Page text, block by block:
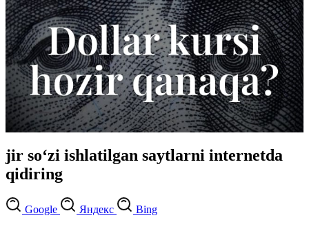
jir so‘zi ishlatilgan saytlarni internetda
qidiring
Google Яндекс Bing